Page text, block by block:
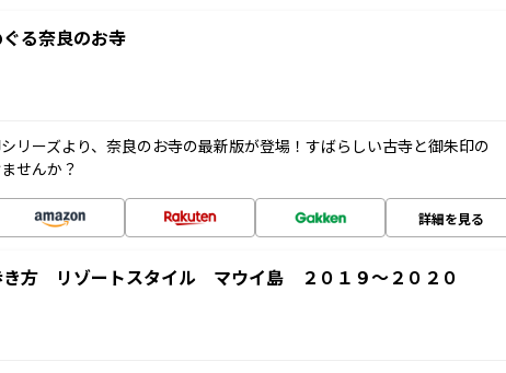
る奈良のお寺
リーズより、奈良のお寺の最新版が登場！すばらしい古寺と御朱印の
せんか？
詳細を見る
方 リゾートスタイル マウイ島 ２０１９～２０２０